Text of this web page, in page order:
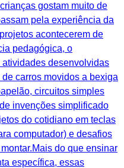
gostam muito de
pela experiência da
acontecerem de
pedagógica, o
desenvolvidas
carros movidos a bexiga
circuitos simples
invenções simplificado
do cotidiano em teclas
computador) e desafios
do que ensinar
específica, essas